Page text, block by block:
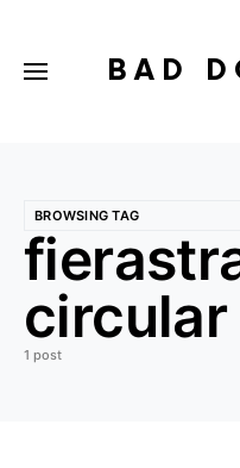
BAD
BROWSING TAG
1 post